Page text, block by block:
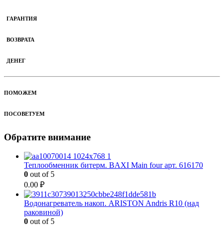
ГАРАНТИЯ
ВОЗВРАТА
ДЕНЕГ
ПОМОЖЕМ
ПОСОВЕТУЕМ
Обратите внимание
Теплообменник битерм. BAXI Main four арт. 616170
0 out of 5
0.00 ₽
Водонагреватель накоп. ARISTON Andris R10 (над
раковиной)
0 out of 5